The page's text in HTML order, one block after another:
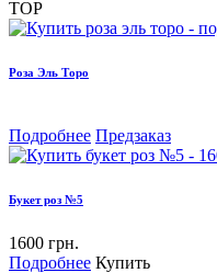
TOP
Роза Эль Торо
Подробнее Предзаказ
Букет роз №5
1600 грн.
Подробнее Купить